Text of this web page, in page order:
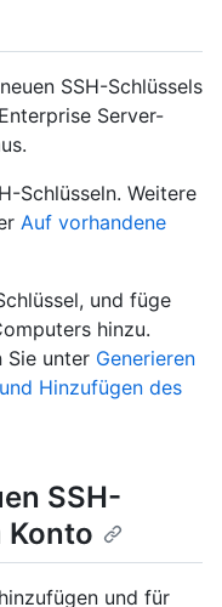
SSH-Schlüssels
Server-
Schlüsseln. Weitere
Auf vorhandene
und füge
hinzu.
Sie unter Generieren
Hinzufügen des
SSH-
Konto
und für